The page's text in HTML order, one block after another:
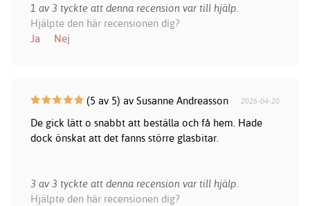
1 av 3 tyckte att denna recension var till hjälp.
Hjälpte den här recensionen dig?
Ja
Nej
(5 av 5) av Susanne Andreasson 2026-04-20
De gick lätt o snabbt att beställa och få hem. Hade
dock önskat att det fanns större glasbitar.
3 av 3 tyckte att denna recension var till hjälp.
Hjälpte den här recensionen dig?